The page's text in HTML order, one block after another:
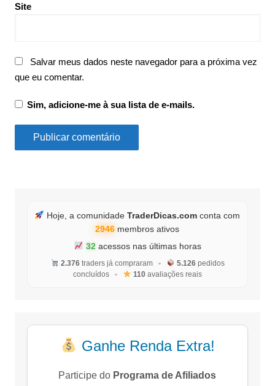
Site
Salvar meus dados neste navegador para a próxima vez
que eu comentar.
Sim, adicione-me à sua lista de e-mails.
Hoje, a comunidadeTraderDicas.com conta com
2946 membros ativos
32acessos nas últimas horas
2.376traders já compraram • 5.126pedidos
concluídos
• 110avaliações reais
Ganhe Renda Extra!
Participe do Programa de Afiliados